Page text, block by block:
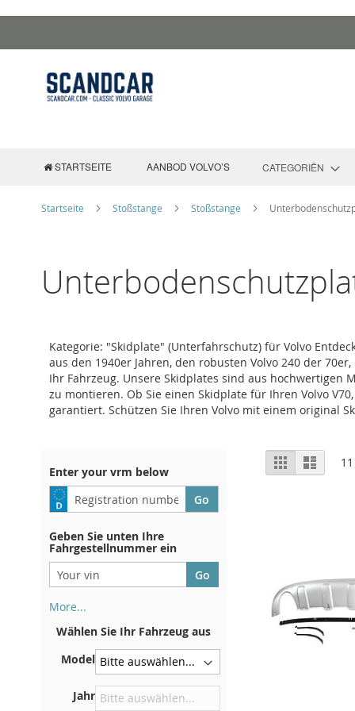
Inhalt
STARTSEITE AANBOD VOLVO’S CATEGORIËN
Startseite Stoßstange Stoßstange
Kategorie: "Skidplate" (Unterfahrschutz) für Volvo
aus den 1940er Jahren, den robusten Volvo 240 der
Ihr Fahrzeug. Unsere Skidplates sind aus
zu montieren. Ob Sie einen Skidplate für Ihren Volvo
garantiert. Schützen Sie Ihren Volvo mit einem original
Anzeigen
als
Liste Liste 11
Enter your vrm below
Geben Sie unten Ihre
Fahrgestellnummer ein
More...
Sie auf der Rückseite Ihrer
Zulassungsbescheinigung. Und
auch im Auto
Auf der Bodenplatte für den
Wählen Sie Ihr Fahrzeug aus
Model
Jahr